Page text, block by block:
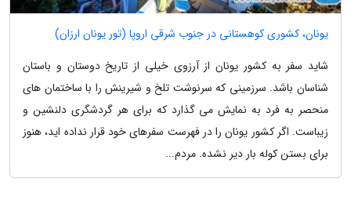
یونان، کشوری کوهستانی در جنوب شرقی اروپا (تور یونان ارزان)
شاید سفر به کشور یونان از آرزوی خیلی از تاریخ دوستان و باستان
شناسان باشد. سرزمینی که سرنوشت تلخ و شیرینش را با ساختمان های
منحصر به فرد به نمایش می گذارد که برای هر گردشگری دلنشین و
زیباست. اگر کشور یونان را در فهرست سفرهای خود قرار نداده اید، هنوز
برای بستن کوله بار دیر نشده. مردم...